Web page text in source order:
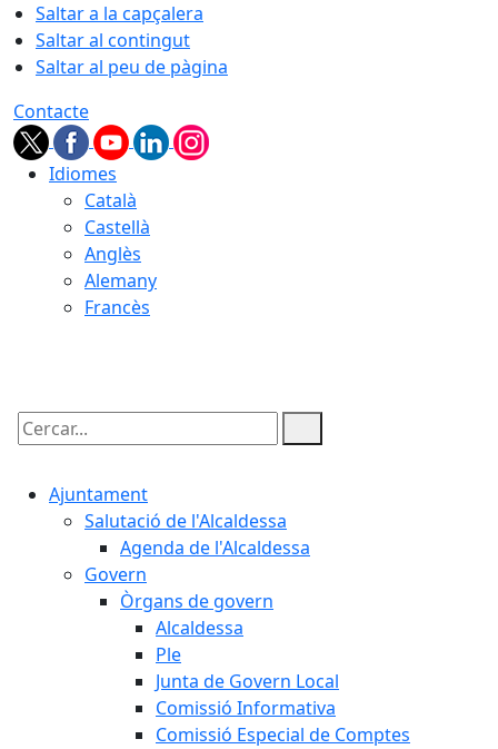
Saltar a la capçalera
Saltar al contingut
Saltar al peu de pàgina
Contacte
Idiomes
Català
Castellà
Anglès
Alemany
Francès
Cercar:
Ajuntament
Salutació de l'Alcaldessa
Agenda de l'Alcaldessa
Govern
Òrgans de govern
Alcaldessa
Ple
Junta de Govern Local
Comissió Informativa
Comissió Especial de Comptes